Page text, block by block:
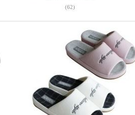
(62)